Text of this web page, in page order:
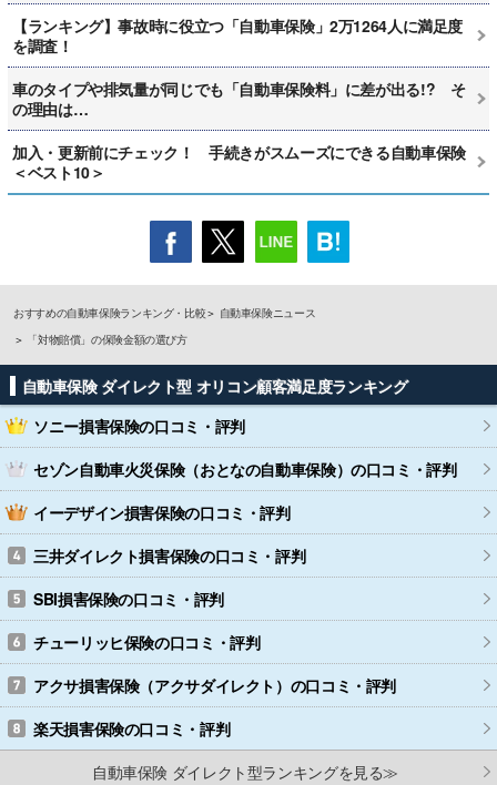
【ランキング】事故時に役立つ「自動車保険」2万1264人に満足度
を調査！
車のタイプや排気量が同じでも「自動車保険料」に差が出る!? そ
の理由は…
加入・更新前にチェック！ 手続きがスムーズにできる自動車保険
＜ベスト10＞
おすすめの自動車保険ランキング・比較
自動車保険ニュース
「対物賠償」の保険金額の選び方
自動車保険 ダイレクト型 オリコン顧客満足度ランキング
ソニー損害保険の口コミ・評判
セゾン自動車火災保険（おとなの自動車保険）の口コミ・評判
イーデザイン損害保険の口コミ・評判
三井ダイレクト損害保険の口コミ・評判
SBI損害保険の口コミ・評判
チューリッヒ保険の口コミ・評判
アクサ損害保険（アクサダイレクト） の口コミ・評判
楽天損害保険の口コミ・評判
自動車保険 ダイレクト型ランキングを見る≫